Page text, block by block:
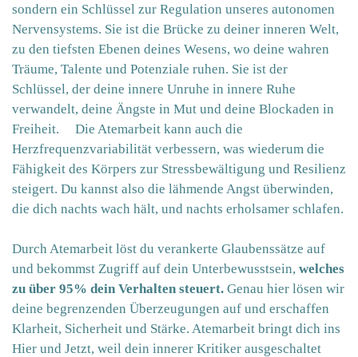
sondern ein Schlüssel zur Regulation unseres autonomen
Nervensystems. Sie ist die Brücke zu deiner inneren Welt,
zu den tiefsten Ebenen deines Wesens, wo deine wahren
Träume, Talente und Potenziale ruhen. Sie ist der
Schlüssel, der deine innere Unruhe in innere Ruhe
verwandelt, deine Ängste in Mut und deine Blockaden in
Freiheit. Die Atemarbeit kann auch die
Herzfrequenzvariabilität verbessern, was wiederum die
Fähigkeit des Körpers zur Stressbewältigung und Resilienz
steigert. Du kannst also die lähmende Angst überwinden,
die dich nachts wach hält, und nachts erholsamer schlafen.
Durch Atemarbeit löst du verankerte Glaubenssätze auf
und bekommst Zugriff auf dein Unterbewusstsein, welches
zu über 95% dein Verhalten steuert. Genau hier lösen wir
deine begrenzenden Überzeugungen auf und erschaffen
Klarheit, Sicherheit und Stärke. Atemarbeit bringt dich ins
Hier und Jetzt, weil dein innerer Kritiker ausgeschaltet